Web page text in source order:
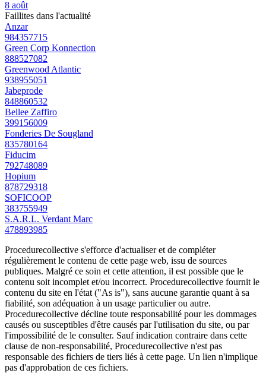
8 août
Faillites dans l'actualité
Anzar
984357715
Green Corp Konnection
888527082
Greenwood Atlantic
938955051
Jabeprode
848860532
Bellee Zaffiro
399156009
Fonderies De Sougland
835780164
Fiducim
792748089
Hopium
878729318
SOFICOOP
383755949
S.A.R.L. Verdant Marc
478893985
Procedurecollective s'efforce d'actualiser et de compléter
régulièrement le contenu de cette page web, issu de sources
publiques. Malgré ce soin et cette attention, il est possible que le
contenu soit incomplet et/ou incorrect. Procedurecollective fournit le
contenu du site en l'état ("As is"), sans aucune garantie quant à sa
fiabilité, son adéquation à un usage particulier ou autre.
Procedurecollective décline toute responsabilité pour les dommages
causés ou susceptibles d'être causés par l'utilisation du site, ou par
l'impossibilité de le consulter. Sauf indication contraire dans cette
clause de non-responsabilité, Procedurecollective n'est pas
responsable des fichiers de tiers liés à cette page. Un lien n'implique
pas d'approbation de ces fichiers.